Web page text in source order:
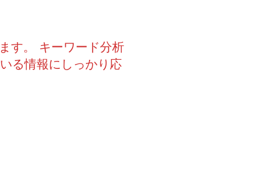
す。 キーワード分析
る情報にしっかり応